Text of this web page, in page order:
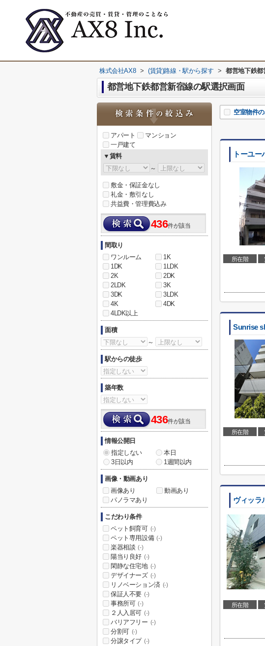
株式会社AX8 > (賃貸)路線・駅から探す > 都営地下鉄都
都営地下鉄都営新宿線の駅選択画面
空室物件
トーユー
所在階
Sunrise
所在階
ヴィッラ
所在階
アパート
マンション
一戸建て
▼賃料
～
敷金・保証金なし
礼金・敷引なし
共益費・管理費込み
436件が該当
間取り
ワンルーム
1K
1DK
1LDK
2K
2DK
2LDK
3K
3DK
3LDK
4K
4DK
4LDK以上
面積
～
駅からの徒歩
築年数
436件が該当
情報公開日
指定しない
本日
3日以内
1週間以内
画像・動画あり
画像あり
動画あり
パノラマあり
こだわり条件
ペット飼育可 (-)
ペット専用設備 (-)
楽器相談 (-)
陽当り良好 (-)
閑静な住宅地 (-)
デザイナーズ (-)
リノベーション済 (-)
保証人不要 (-)
事務所可 (-)
２人入居可 (-)
バリアフリー (-)
分割可 (-)
分譲タイプ (-)